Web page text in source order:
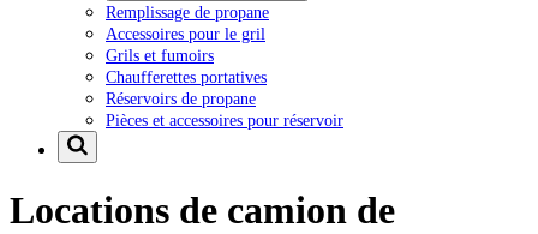
Remplissage de propane
Accessoires pour le gril
Grils et fumoirs
Chaufferettes portatives
Réservoirs de propane
Pièces et accessoires pour réservoir
Locations de camion de